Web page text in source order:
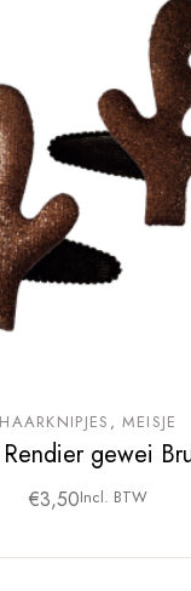
HAARKNIPJES MEISJE
gewei
€3,50Incl. BTW